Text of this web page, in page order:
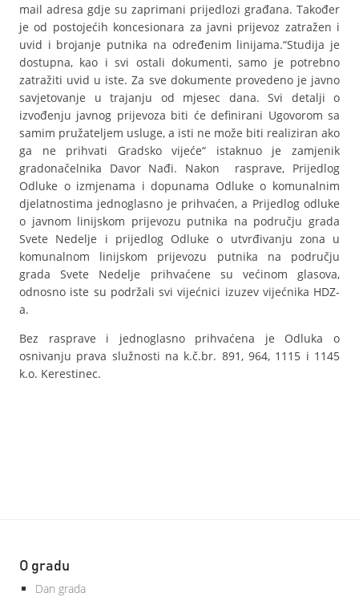
mail adresa gdje su zaprimani prijedlozi građana. Također
je od postojećih koncesionara za javni prijevoz zatražen i
uvid i brojanje putnika na određenim linijama.“Studija je
dostupna, kao i svi ostali dokumenti, samo je potrebno
zatražiti uvid u iste. Za sve dokumente provedeno je javno
savjetovanje u trajanju od mjesec dana. Svi detalji o
izvođenju javnog prijevoza biti će definirani Ugovorom sa
samim pružateljem usluge, a isti ne može biti realiziran ako
ga ne prihvati Gradsko vijeće“ istaknuo je zamjenik
gradonačelnika Davor Nađi. Nakon rasprave, Prijedlog
Odluke o izmjenama i dopunama Odluke o komunalnim
djelatnostima jednoglasno je prihvaćen, a Prijedlog odluke
o javnom linijskom prijevozu putnika na području grada
Svete Nedelje i prijedlog Odluke o utvrđivanju zona u
komunalnom linijskom prijevozu putnika na području
grada Svete Nedelje prihvaćene su većinom glasova,
odnosno iste su podržali svi vijećnici izuzev vijećnika HDZ-
a.
Bez rasprave i jednoglasno prihvaćena je Odluka o
osnivanju prava služnosti na k.č.br. 891, 964, 1115 i 1145
k.o. Kerestinec.
O gradu
Dan grada